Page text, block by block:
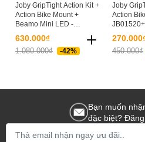
Joby GripTight Action Kit +
Action Bike Mount +
Beamo Mini LED -
JB01520+JB01387+JB016
35
630.000₫
1.080.000₫ -42%
Joby
Action
450.000₫
Bạn muốn
đặc biệt? Đăng